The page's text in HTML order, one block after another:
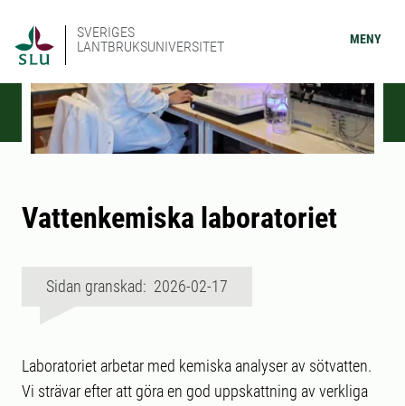
SVERIGES
LANTBRUKSUNIVERSITET
MENY
Vattenkemiska laboratoriet
Sidan granskad: 2026-02-17
Laboratoriet arbetar med kemiska analyser av sötvatten.
Vi strävar efter att göra en god uppskattning av verkliga